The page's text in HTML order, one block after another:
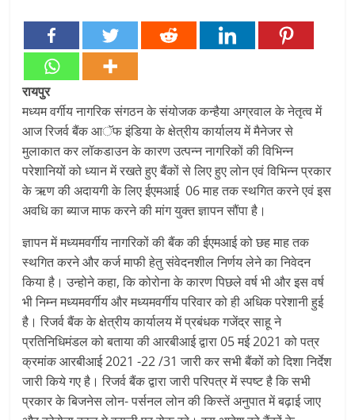
रायपुर
मध्यम वर्गीय नागरिक संगठन के संयोजक कन्हैया अग्रवाल के नेतृत्व में
आज रिजर्व बैंक आॅफ इंडिया के क्षेत्रीय कार्यालय में मैनेजर से
मुलाकात कर लॉकडाउन के कारण उत्पन्न नागरिकों की विभिन्न
परेशानियों को ध्यान में रखते हुए बैंकों से लिए हुए लोन एवं विभिन्न प्रकार
के ऋण की अदायगी के लिए ईएमआई 06 माह तक स्थगित करने एवं इस
अवधि का ब्याज माफ करने की मांग युक्त ज्ञापन सौंपा है।
ज्ञापन में मध्यमवर्गीय नागरिकों की बैंक की ईएमआई को छह माह तक
स्थगित करने और कर्ज माफी हेतु संवेदनशील निर्णय लेने का निवेदन
किया है। उन्होने कहा, कि कोरोना के कारण पिछले वर्ष भी और इस वर्ष
भी निम्न मध्यमवर्गीय और मध्यमवर्गीय परिवार को ही अधिक परेशानी हुई
है। रिजर्व बैंक के क्षेत्रीय कार्यालय में प्रबंधक गजेंद्र साहू ने
प्रतिनिधिमंडल को बताया की आरबीआई द्वारा 05 मई 2021 को पत्र
क्रमांक आरबीआई 2021 -22 /31 जारी कर सभी बैंकों को दिशा निर्देश
जारी किये गए है। रिजर्व बैंक द्वारा जारी परिपत्र में स्पष्ट है कि सभी
प्रकार के बिजनेस लोन- पर्सनल लोन की किस्तें अनुपात में बढ़ाई जाए